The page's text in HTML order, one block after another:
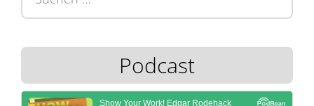
nach:
Podcast